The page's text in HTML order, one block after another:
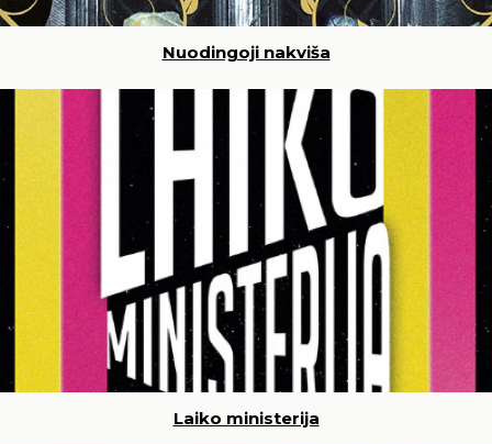
Birštonas medijose
Knygų rekomendacijos
Muzikos įrašai, filmai
Žaidimai
RUGPJŪTIS 2026
Pr An Tr
1
3 4 5 6 7 8 9
Nuodingoji nakviša
Laiko ministerija